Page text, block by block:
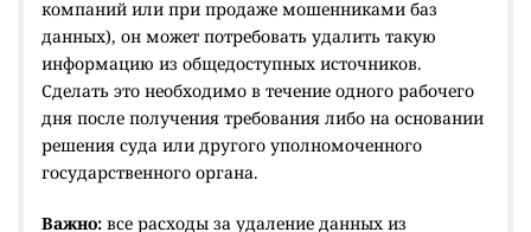
компаний или при продаже мошенниками баз
данных), он может потребовать удалить такую
информацию из общедоступных источников.
Сделать это необходимо в течение одного рабочего
дня после получения требования либо на основании
решения суда или другого уполномоченного
государственного органа.
Важно: все расходы за удаление данных из